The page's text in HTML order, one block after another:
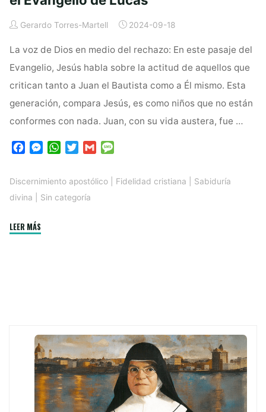
Gerardo Torres-Martell 2024-09-18
La voz de Dios en medio del rechazo: En este pasaje del
Evangelio, Jesús habla sobre la actitud de aquellos que
critican tanto a Juan el Bautista como a Él mismo. Esta
generación, compara Jesús, es como niños que no están
conformes con nada. Juan, con su vida austera, fue …
e
b
o
M
s
e
W
t
s
t
t
G
i
s
Discernimiento apostólico Fidelidad cristiana
Sabiduría
divina
Sin categoría
LEER MÁS
divina
en
el
Evangelio
de